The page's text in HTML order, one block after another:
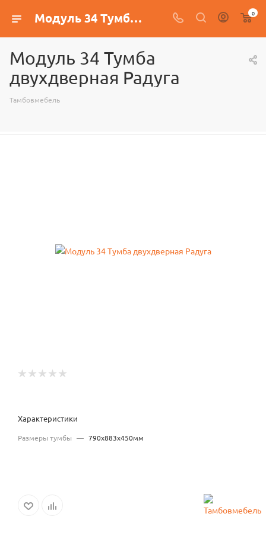
Модуль 34 Тумба двухдверная Радуга 0
Модуль 34 Тумба
двухдверная Радуга
Тамбовмебель
Характеристики
Размеры тумбы — 790x883x450мм